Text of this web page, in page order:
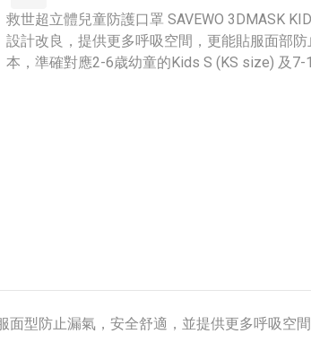
救世超立體兒童防護口罩 SAVEWO 3DMASK
設計改良，提供更多呼吸空間，更能貼服面部
本，準確對應2-6歳幼童的Kids S (KS size) 及
型防止漏氣，安全舒適，並提供更多呼吸空